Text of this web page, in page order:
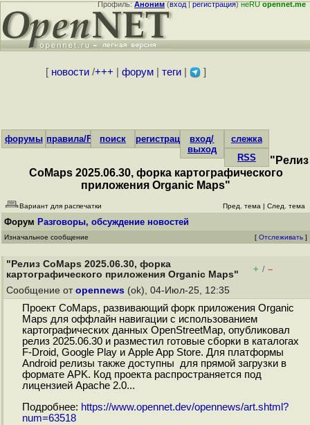
Профиль:Аноним(вход|регистрация)неRUopennet.me
[ новости/+++ форум| теги| ]
форумы правила/FAQпоиск регистрациявход/
выход
слежка
RSS
"Релиз
CoMaps 2025.06.30, форка картографического
приложения Organic Maps"
Вариант для распечатки Пред. тема | След. тема
Форум Разговоры, обсуждение новостей
Изначальное сообщение [ Отслеживать ]
"Релиз CoMaps 2025.06.30, форка
картографического приложения Organic Maps"
+ / –
Сообщение от opennews (ok), 04-Июл-25, 12:35
Проект CoMaps, развивающий форк приложения Organic
Maps для оффлайн навигации с использованием
картографических данных OpenStreetMap, опубликовал
релиз 2025.06.30 и разместил готовые сборки в каталогах
F-Droid, Google Play и Apple App Store. Для платформы
Android релизы также доступны для прямой загрузки в
формате APK. Код проекта распространяется под
лицензией Apache 2.0...
Подробнее: https://www.opennet.dev/opennews/art.shtml?
num=63518